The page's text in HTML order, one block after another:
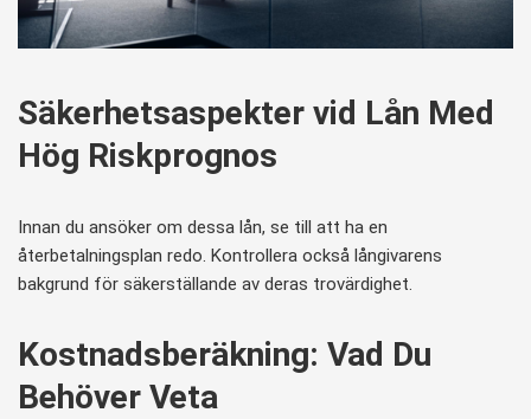
Säkerhetsaspekter vid Lån Med
Hög Riskprognos
Innan du ansöker om dessa lån, se till att ha en
återbetalningsplan redo. Kontrollera också långivarens
bakgrund för säkerställande av deras trovärdighet.
Kostnadsberäkning: Vad Du
Behöver Veta